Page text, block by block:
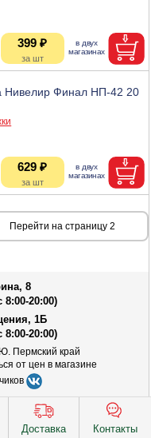
Доставка Контакты
399 ₽
Нивелир Финал НП-42 20
629 ₽
Перейти на страницу 2
8
8:00-20:00)
1Б
8:00-20:00)
Пермский край
от цен в магазине